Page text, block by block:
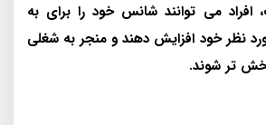
افراد می توانند شانس خود را برای به
نظر خود افزایش دهند و منجر به شغلی
تر شوند.